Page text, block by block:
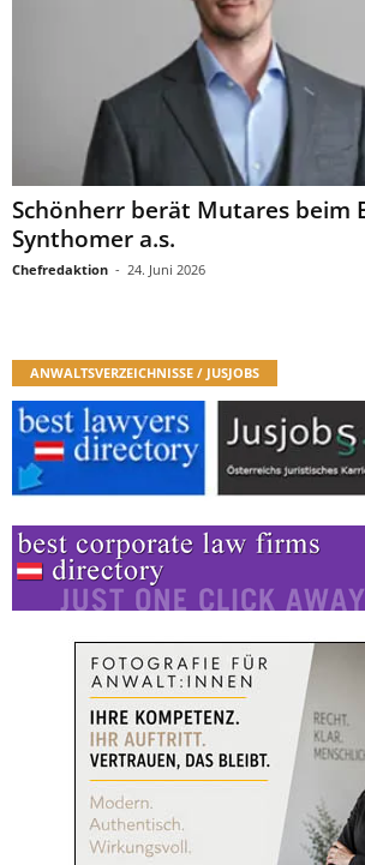
Schönherr berät Mutares beim
Synthomer a.s.
Chefredaktion - 24. Juni 2026
ANWALTSVERZEICHNISSE / JUSJOBS